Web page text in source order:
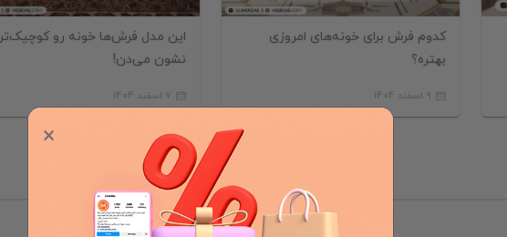
کدوم فرش برای خونه‌های امروزی
بهتره؟
9 اسفند 1404
این مدل فرش‌ها خونه رو کوچیک‌تر
نشون می‌دن!
7 اسفند 1404
سبک زندگی
×